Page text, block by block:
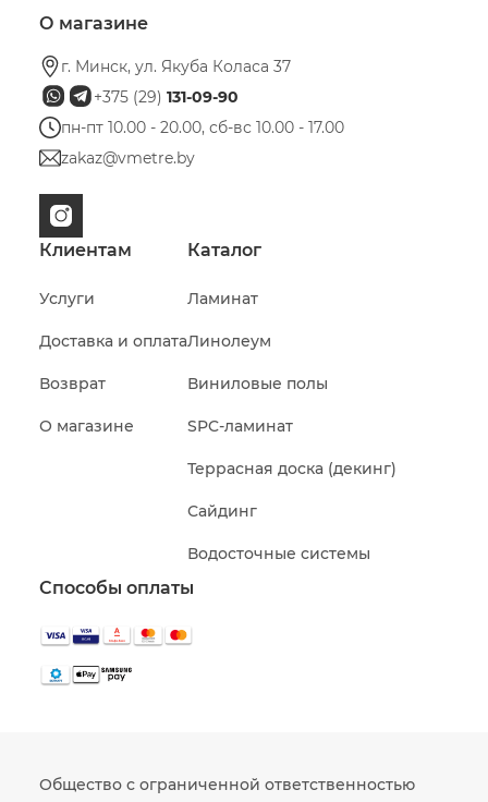
О магазине
г. Минск, ул. Якуба Коласа 37
+375 (29)131-09-90
пн-пт 10.00 - 20.00, сб-вс 10.00 - 17.00
zakaz@vmetre.by
Клиентам
Услуги
Доставка и оплата
Возврат
О магазине
Каталог
Ламинат
Линолеум
Виниловые полы
SPC-ламинат
Террасная доска (декинг)
Сайдинг
Водосточные системы
Способы оплаты
Общество с ограниченной ответственностью